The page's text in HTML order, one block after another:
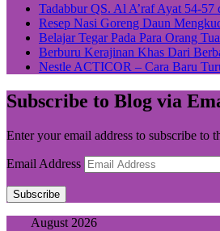
Tadabbur QS. Al A’raf Ayat 54-57
Resep Nasi Goreng Daun
Belajar Tegar Pada Para Orang
Berburu Kerajinan Khas Dari
Nestle ACTICOR – Cara Baru
Subscribe to Blog via
Enter your email address to subscribe to
Email Address
Subscribe
August 2026